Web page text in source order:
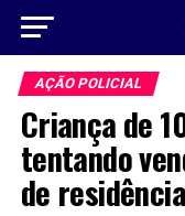
AÇÃO POLICIAL
Criança de
tentando
de